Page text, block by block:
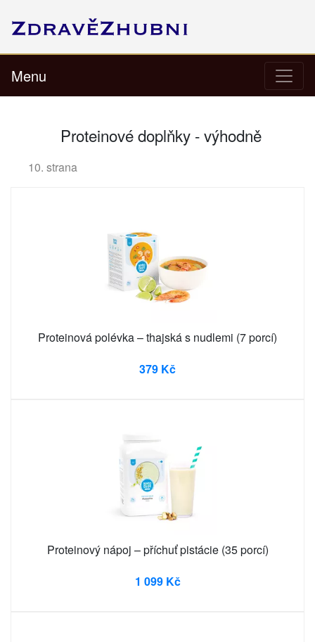
Menu
Proteinové doplňky - výhodně
10. strana
Proteinová polévka – thajská s nudlemi (7 porcí)
379 Kč
Proteinový nápoj – příchuť pistácie (35 porcí)
1 099 Kč